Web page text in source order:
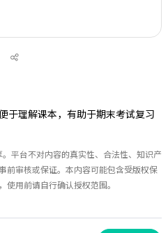
于理解课本，有助于期末考试复习
平台不对内容的真实性、合法性、知识产
前审核或保证。本内容可能包含受版权保
用前请自行确认授权范围。